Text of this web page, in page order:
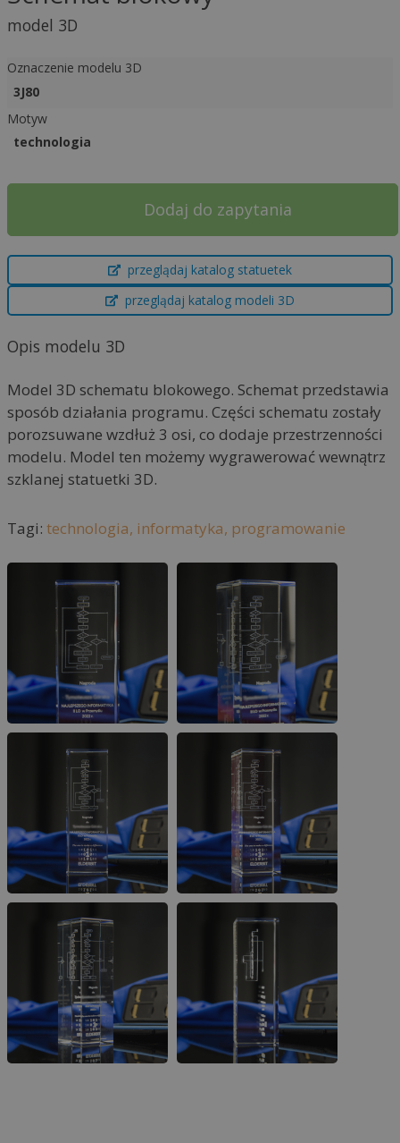
model 3D
Oznaczenie modelu 3D
3J80
Motyw
technologia
Dodaj do zapytania
A
t
e
r
a
t
i
v
e
przeglądaj katalog statuetek
przeglądaj katalog modeli 3D
Opis modelu 3D
Model 3D schematu blokowego. Schemat przedstawia
sposób działania programu. Części schematu zostały
porozsuwane wzdłuż 3 osi, co dodaje przestrzenności
modelu. Model ten możemy wygrawerować wewnątrz
szklanej statuetki 3D.
Tagi: technologia, informatyka, programowanie